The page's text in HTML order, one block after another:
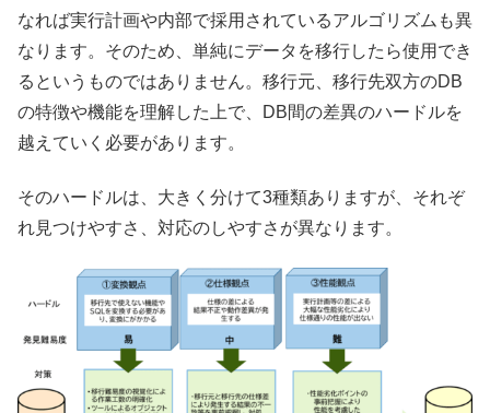
なれば実行計画や内部で採用されているアルゴリズムも異
なります。そのため、単純にデータを移行したら使用でき
るというものではありません。移行元、移行先双方のDB
の特徴や機能を理解した上で、DB間の差異のハードルを
越えていく必要があります。
そのハードルは、大きく分けて3種類ありますが、それぞ
れ見つけやすさ、対応のしやすさが異なります。